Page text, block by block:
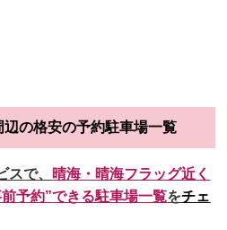
の格安の予約駐車場一覧
で、 晴海・晴海フラッグ近く
予約”できる駐車場一覧をチェ